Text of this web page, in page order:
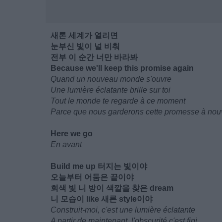
새론 세계가 열리면
눈부신 빛이 널 비춰
전부 이 순간 너만 바라봐
Because we'll keep this promise again
Quand un nouveau monde s'ouvre
Une lumière éclatante brille sur toi
Tout le monde te regarde à ce moment
Parce que nous garderons cette promesse à
Here we go
En avant
Build me up 터지는 빛이야
오늘부터 어둠은 끝이야
회색 빛 니 방이 색깔을 찾은 dream
니 모습이 like 새론 style이야
Construit-moi, c'est une lumière éclatante